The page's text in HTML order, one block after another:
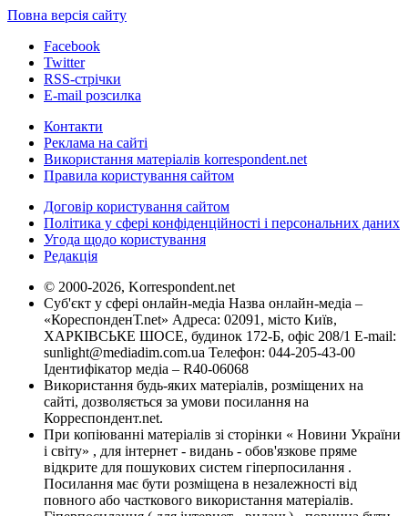
Повна версія сайту
Facebook
Twitter
RSS-стрічки
E-mail розсилка
Контакти
Реклама на сайті
Використання матеріалів korrespondent.net
Правила користування сайтом
Договір користування сайтом
Політика у сфері конфіденційності і персональних даних
Угода щодо користування
Редакція
© 2000-2026, Korrespondent.net
Суб'єкт у сфері онлайн-медіа Назва онлайн-медіа –
«КореспонденТ.net» Адреса: 02091, місто Київ,
ХАРКІВСЬКЕ ШОСЕ, будинок 172-Б, офіс 208/1 E-mail:
sunlight@mediadim.com.ua Телефон: 044-205-43-00
Ідентифікатор медіа – R40-06068
Використання будь-яких матеріалів, розміщених на
сайті, дозволяється за умови посилання на
Корреспондент.net.
При копіюванні матеріалів зі сторінки « Новини України
і світу» , для інтернет - видань - обов'язкове пряме
відкрите для пошукових систем гіперпосилання .
Посилання має бути розміщена в незалежності від
повного або часткового використання матеріалів.